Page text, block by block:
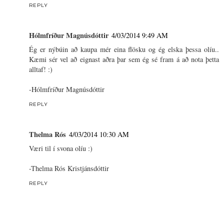
REPLY
Hólmfríður Magnúsdóttir 4/03/2014 9:49 AM
Ég er nýbúin að kaupa mér eina flösku og ég elska þessa olíu..
Kæmi sér vel að eignast aðra þar sem ég sé fram á að nota þetta
alltaf! :)
-Hólmfríður Magnúsdóttir
REPLY
Thelma Rós 4/03/2014 10:30 AM
Væri til í svona olíu :)
-Thelma Rós Kristjánsdóttir
REPLY